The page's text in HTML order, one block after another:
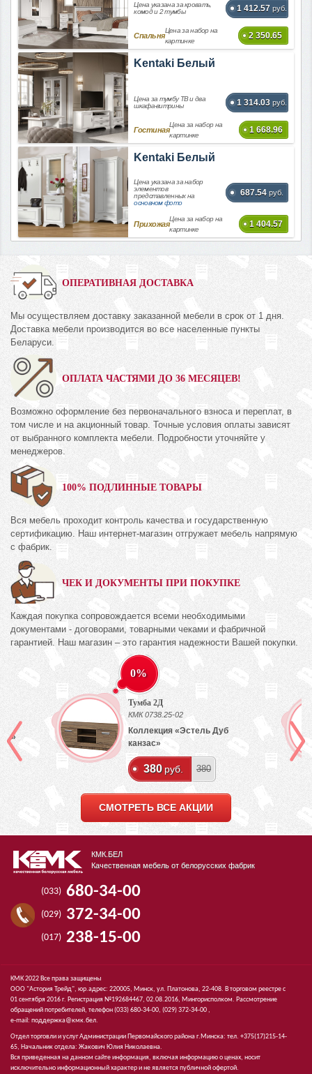
Цена указана за кровать,
комод и 2 тумбы
1 412.57 руб.
Спальня
Цена за набор на
картинке
2 350.65
Kentaki Белый
Цена за тумбу ТВ и два
шкафа-витрины
1 314.03 руб.
Гостиная
Цена за набор на
картинке
1 668.96
Kentaki Белый
Цена указана за набор
элементов
представленных на
основном фото
687.54 руб.
Прихожая
Цена за набор на
картинке
1 404.57
ОПЕРАТИВНАЯ ДОСТАВКА
Мы осуществляем доставку заказанной мебели в срок от 1 дня.
Доставка мебели производится во все населенные пункты
Беларуси.
ОПЛАТА ЧАСТЯМИ ДО 36 МЕСЯЦЕВ!
Возможно оформление без первоначального взноса и переплат, в
том числе и на акционный товар. Точные условия оплаты зависят
от выбранного комплекта мебели. Подробности уточняйте у
менеджеров.
100% ПОДЛИННЫЕ ТОВАРЫ
Вся мебель проходит контроль качества и государственную
сертификацию. Наш интернет-магазин отгружает мебель напрямую
с фабрик.
ЧЕК И ДОКУМЕНТЫ ПРИ ПОКУПКЕ
Каждая покупка сопровождается всеми необходимыми
документами - договорами, товарными чеками и фабричной
гарантией. Наш магазин – это гарантия надежности Вашей покупки.
0%
Тумба 2Д
КМК 0738.25-02
Коллекция «Эстель Дуб
канзас»
380 руб. 380
СМОТРЕТЬ ВСЕ АКЦИИ
КМК.БЕЛ
Качественная мебель от белорусских фабрик
(033) 680-34-00
(029) 372-34-00
(017) 238-15-00
КМК 2022 Все права защищены
ООО "Астория Трейд", юр.адрес: 220005, Минск, ул. Платонова, 22-408. В торговом реестре с
01 сентября 2016 г. Регистрация №192684467, 02.08.2016, Мингорисполком. Рассмотрение
обращений потребителей, телефон(033)680-34-00, (029)372-34-00 ,
e-mail: поддержка@кмк.бел.
Отдел торговли и услуг Администрации Первомайского района г.Минска: тел. +375(17)215-14-
65, Начальник отдела: Жакович Юлия Николаевна.
Вся приведенная на данном сайте информация, включая информацию о ценах, носит
исключительно информационный характер и не является публичной офертой.